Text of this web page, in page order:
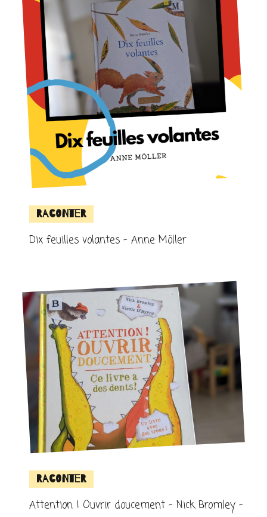
Raconter
Dix feuilles volantes – Anne Möller
Raconter
Attention ! Ouvrir doucement – Nick Bromley –